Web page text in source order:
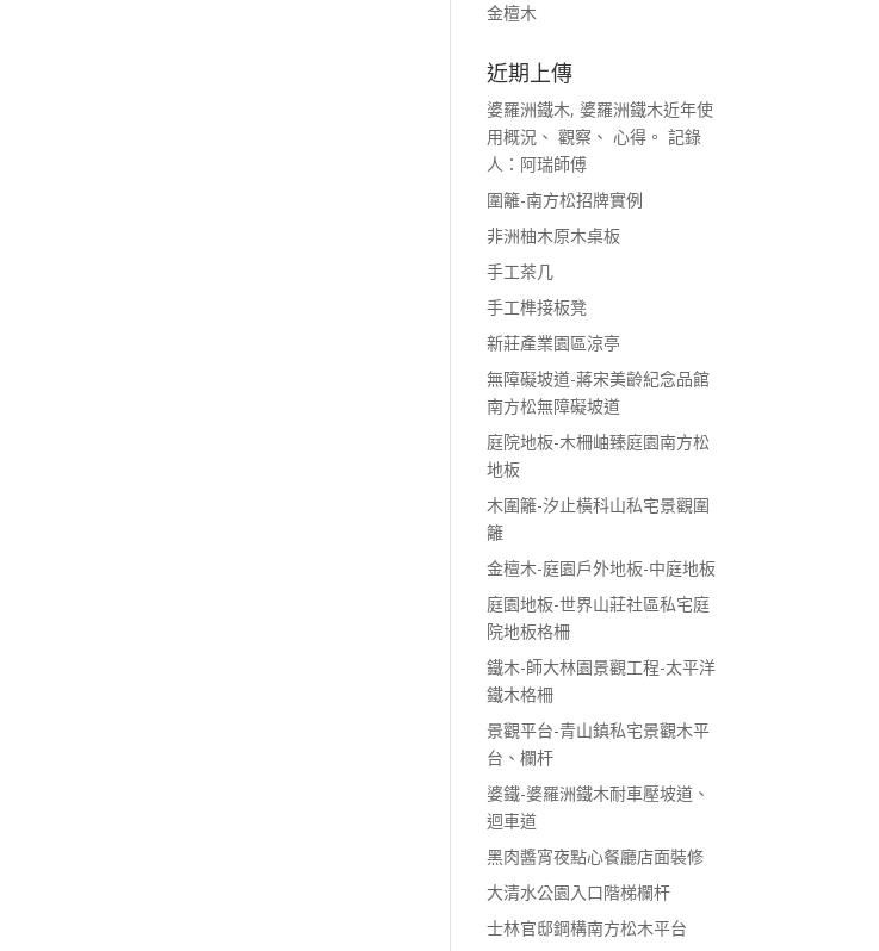
金檀木
近期上傳
婆羅洲鐵木, 婆羅洲鐵木近年使
用概況、 觀察、 心得。 記錄
人：阿瑞師傅
圍籬-南方松招牌實例
非洲柚木原木桌板
手工茶几
手工榫接板凳
新莊產業園區涼亭
無障礙坡道-蔣宋美齡紀念品館
南方松無障礙坡道
庭院地板-木柵岫臻庭園南方松
地板
木圍籬-汐止橫科山私宅景觀圍
籬
金檀木-庭園戶外地板-中庭地板
庭園地板-世界山莊社區私宅庭
院地板格柵
鐵木-師大林園景觀工程-太平洋
鐵木格柵
景觀平台-青山鎮私宅景觀木平
台、欄杆
婆鐵-婆羅洲鐵木耐車壓坡道、
迴車道
黑肉醬宵夜點心餐廳店面裝修
大清水公園入口階梯欄杆
士林官邸鋼構南方松木平台